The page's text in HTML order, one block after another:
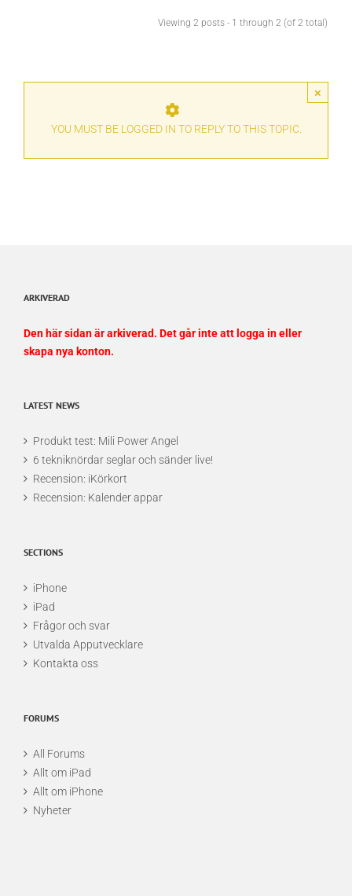
Viewing 2 posts - 1 through 2 (of 2 total)
×
YOU MUST BE LOGGED IN TO REPLY TO THIS TOPIC.
ARKIVERAD
Den här sidan är arkiverad. Det går inte att logga in eller
skapa nya konton.
LATEST NEWS
Produkt test: Mili Power Angel
6 tekniknördar seglar och sänder live!
Recension: iKörkort
Recension: Kalender appar
SECTIONS
iPhone
iPad
Frågor och svar
Utvalda Apputvecklare
Kontakta oss
FORUMS
All Forums
Allt om iPad
Allt om iPhone
Nyheter